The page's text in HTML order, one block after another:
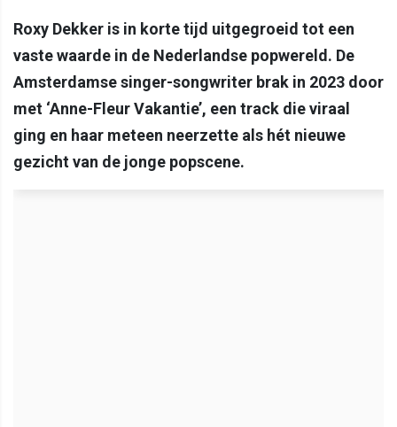
Roxy Dekker is in korte tijd uitgegroeid tot een
vaste waarde in de Nederlandse popwereld. De
Amsterdamse singer-songwriter brak in 2023 door
met ‘Anne-Fleur Vakantie’, een track die viraal
ging en haar meteen neerzette als hét nieuwe
gezicht van de jonge popscene.